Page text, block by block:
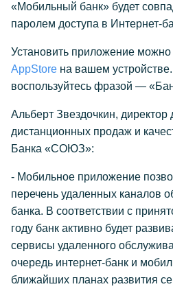
«Мобильный банк» будет
паролем доступа в Интернет-
Установить приложение
AppStore на вашем
воспользуйтесь фразой —
Альберт Звездочкин, директор
дистанционных продаж и
Банка «СОЮЗ»:
- Мобильное приложение
перечень удаленных каналов
банка. В соответствии с
году банк активно будет
сервисы удаленного
очередь интернет-банк и
ближайших планах развития